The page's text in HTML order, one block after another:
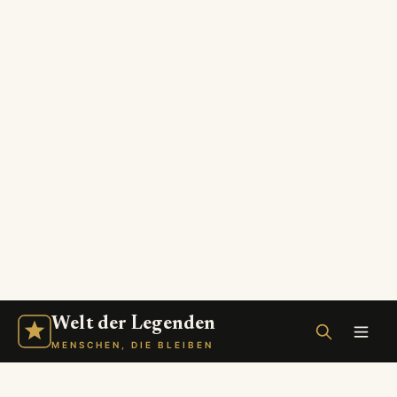
Welt der Legenden
MENSCHEN, DIE BLEIBEN